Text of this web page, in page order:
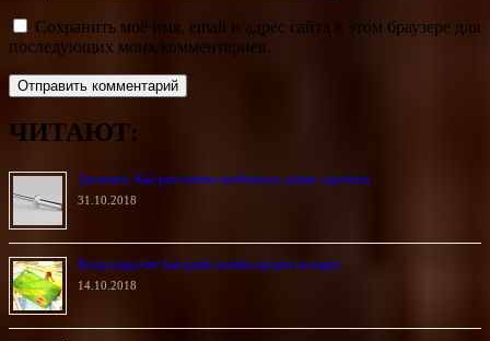
Сохранить моё имя, email и адрес сайта в этом браузере для
последующих моих комментариев.
ЧИТАЮТ:
Заклёпки. Как рассчитать требуемую длину заклёпки
31.10.2018
Когда выручит быстрый онлайн кредит на карту
14.10.2018